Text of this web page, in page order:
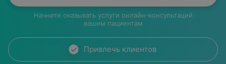
Начните оказывать услуги онлайн-консультаций
вашим пациентам
Привлечь клиентов